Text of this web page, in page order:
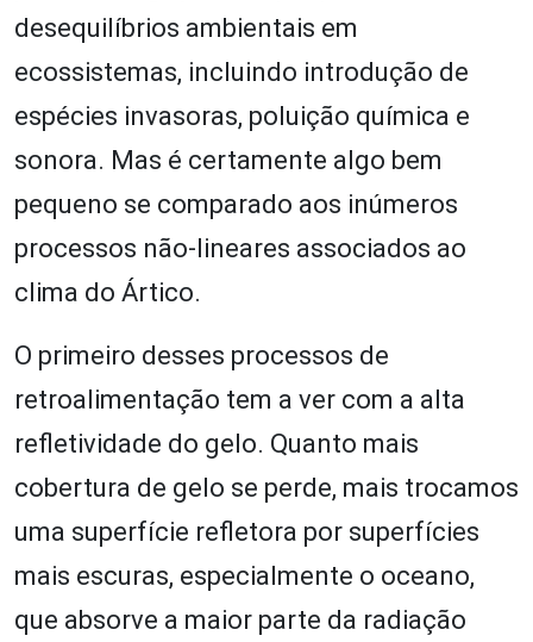
desequilíbrios ambientais em
ecossistemas, incluindo introdução de
espécies invasoras, poluição química e
sonora. Mas é certamente algo bem
pequeno se comparado aos inúmeros
processos não-lineares associados ao
clima do Ártico.
O primeiro desses processos de
retroalimentação tem a ver com a alta
refletividade do gelo. Quanto mais
cobertura de gelo se perde, mais trocamos
uma superfície refletora por superfícies
mais escuras, especialmente o oceano,
que absorve a maior parte da radiação